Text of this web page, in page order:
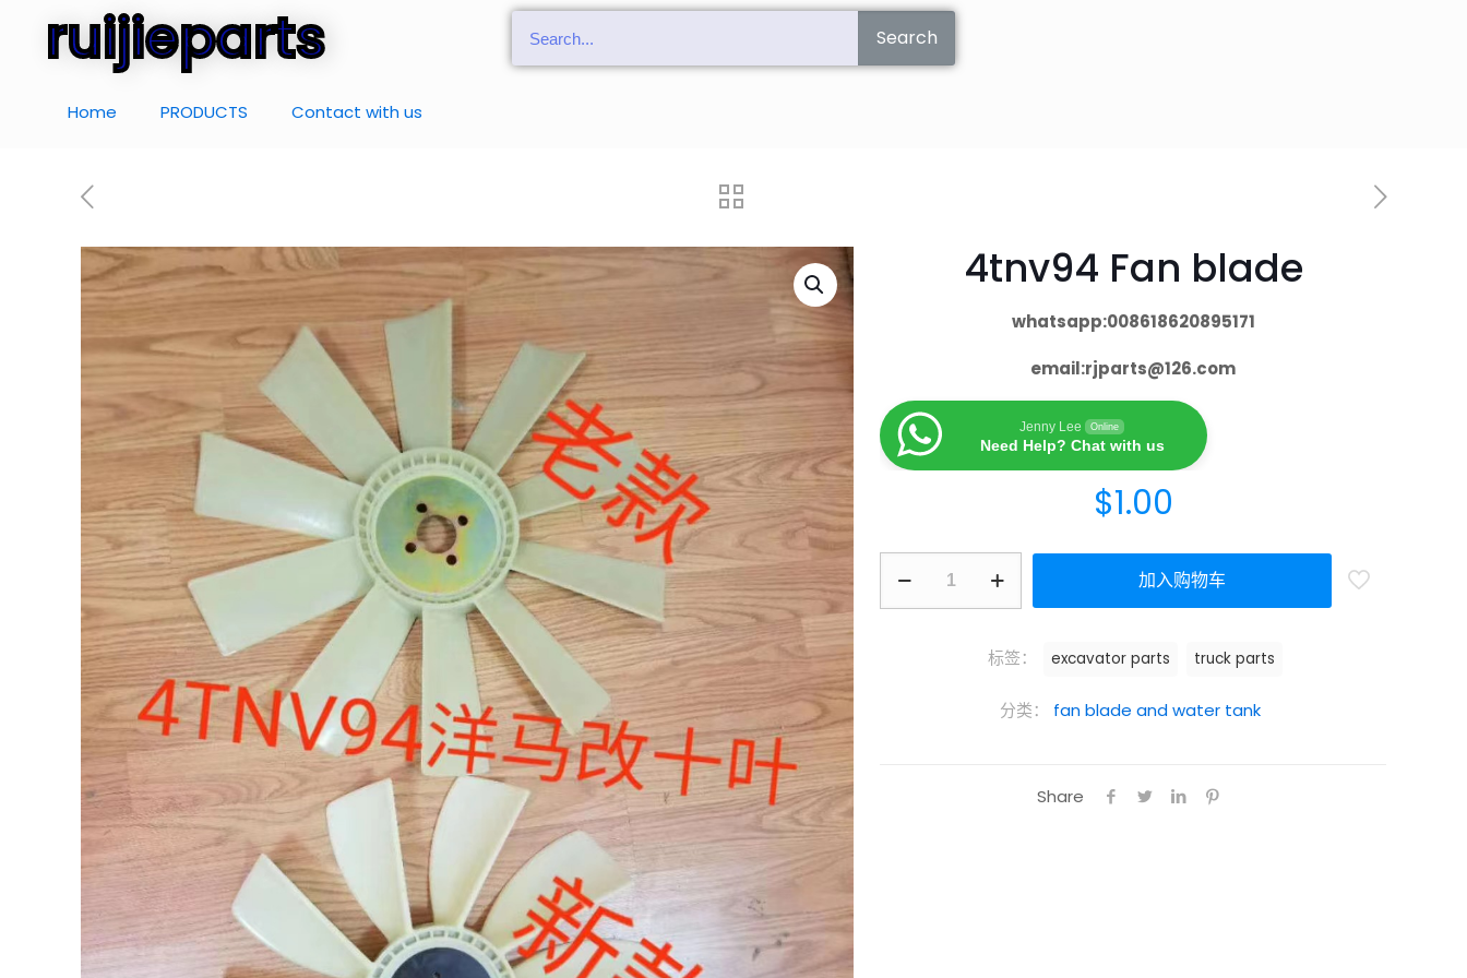
ruijieparts Search
Home PRODUCTS Contact with us
4tnv94 Fan blade
whatsapp:008618620895171
email:rjparts@126.com
Jenny Lee Online
Need Help? Chat with us
$1.00
加入购物车
分类： fan blade and water tank
标签： excavator parts truck parts
Share